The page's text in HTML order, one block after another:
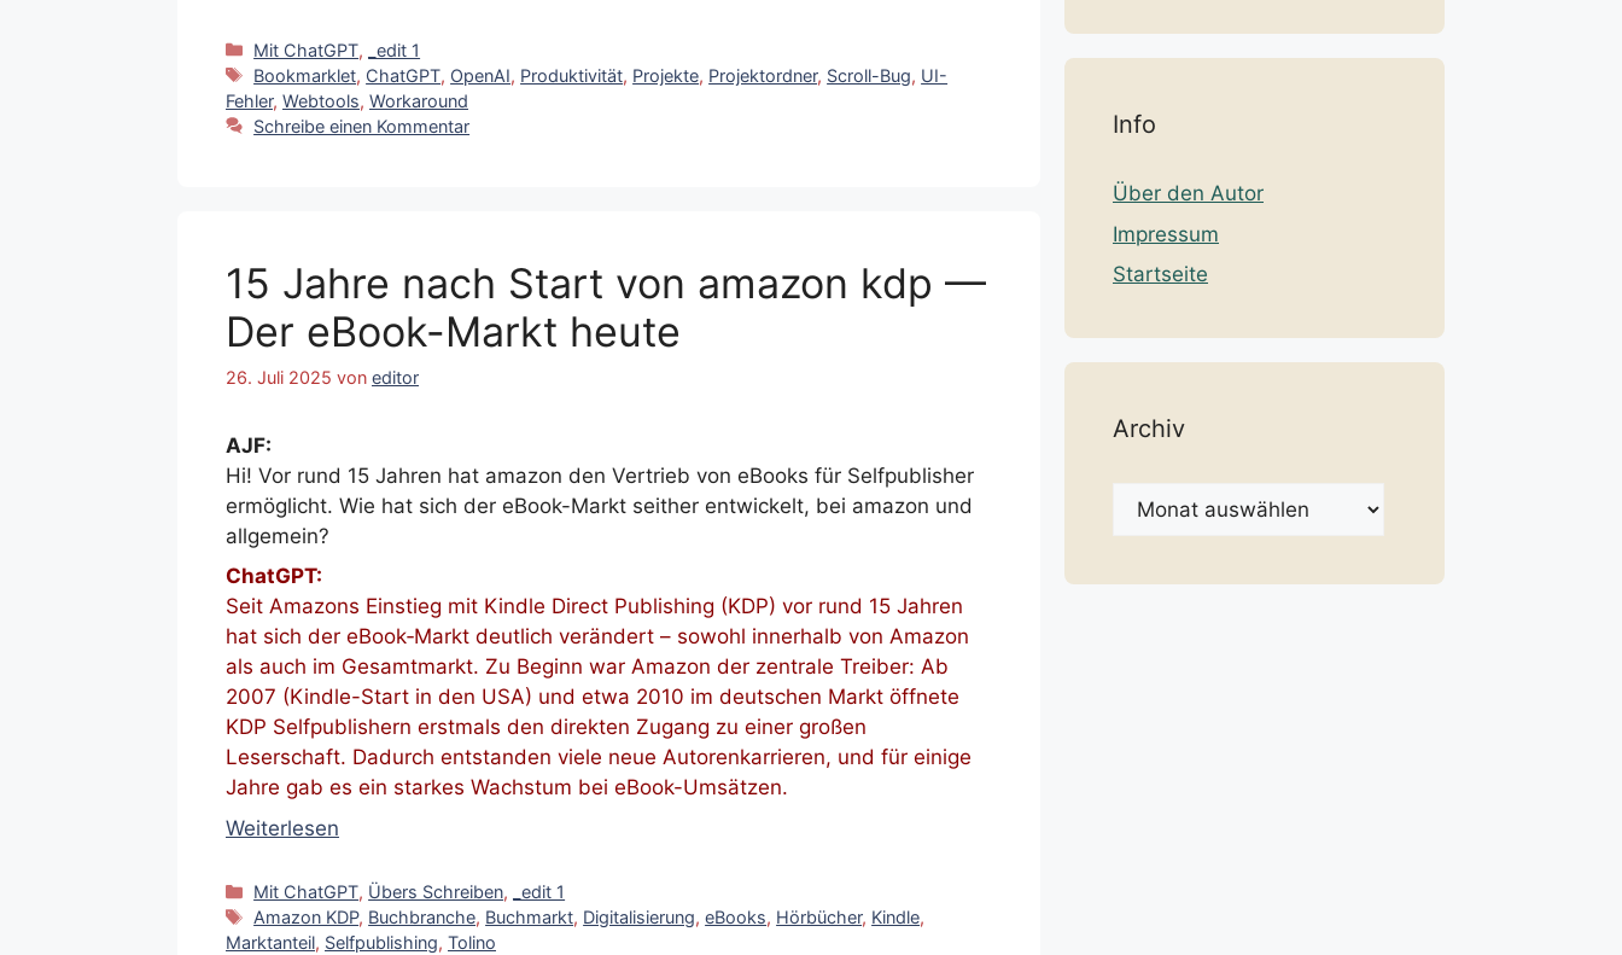
Kategorien
Mit ChatGPT,
_edit 1
Schlagwörter
Bookmarklet, ChatGPT, OpenAI, Produktivität, Projekte, Projektordner, Scroll-Bug, UI-
Fehler, Webtools, Workaround
Schreibe einen Kommentar
15 Jahre nach Start von amazon kdp —
Der eBook-Markt heute
26. Juli 2025 von editor
AJF:
Hi! Vor rund 15 Jahren hat amazon den Vertrieb von eBooks für Selfpublisher
ermöglicht. Wie hat sich der eBook-Markt seither entwickelt, bei amazon und
allgemein?
ChatGPT:
Seit Amazons Einstieg mit Kindle Direct Publishing (KDP) vor rund 15 Jahren
hat sich der eBook‑Markt deutlich verändert – sowohl innerhalb von Amazon
als auch im Gesamtmarkt. Zu Beginn war Amazon der zentrale Treiber: Ab
2007 (Kindle-Start in den USA) und etwa 2010 im deutschen Markt öffnete
KDP Selfpublishern erstmals den direkten Zugang zu einer großen
Leserschaft. Dadurch entstanden viele neue Autorenkarrieren, und für einige
Jahre gab es ein starkes Wachstum bei eBook-Umsätzen.
Weiterlesen
Kategorien
Mit ChatGPT, Übers Schreiben,
_edit 1
Schlagwörter
Amazon KDP, Buchbranche, Buchmarkt, Digitalisierung,eBooks, Hörbücher, Kindle,
Marktanteil, Selfpublishing, Tolino
Info
Über den Autor
Impressum
Startseite
Archiv
Archiv